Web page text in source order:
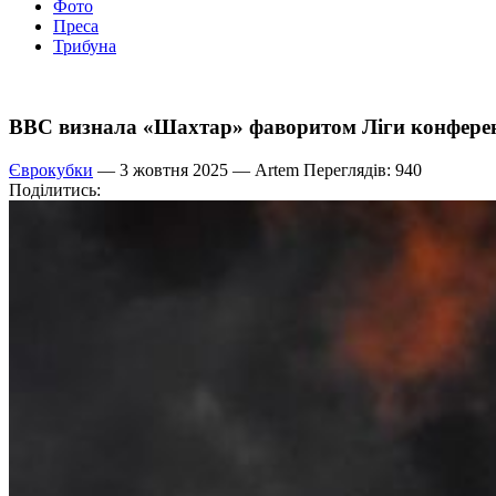
Фото
Преса
Трибуна
BBC визнала «Шахтар» фаворитом Ліги
Єврокубки — 3 жовтня 2025 — Artem Переглядів: 940
Поділитись: